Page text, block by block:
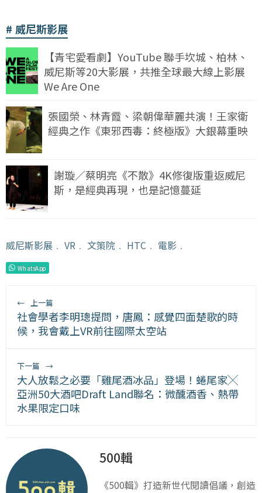
威尼斯影展
【青宅愛看劇】YouTube 聯手坎城、柏林、
威尼斯等20大影展，共推全球最大線上影展
We Are One
張國榮、林青霞、梁朝偉華麗共演！王家衛
經典之作《東邪西毒：終極版》大銀幕重映
謝璇／蔡明亮《不散》4K修復版重返威尼
斯，是經典再現，也是記憶蔓延
威尼斯影展 ﹒ VR ﹒ 文策院 ﹒ HTC ﹒ 電影 ﹒
WhatsApp
← 上一篇
社會學者李明璁提問，唐鳳：感覺四面楚歌的時
候，我會戴上VR前往國際太空站
下一篇 →
大人放鬆之必要「雞尾酒冰品」登場！蜷尾家╳
亞洲50大酒吧Draft Land聯名：微醺酒香、熱帶
水果限定口味
500輯
《500輯》打造新世代閱讀倡議，創造